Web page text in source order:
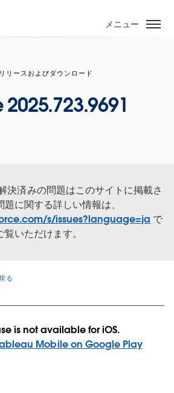
メニュー
リースおよびダウンロード
決済みの問題はこのサイトに掲載さ
に関する詳しい情報は、
s/issues?language=ja で
覧いただけます。
る
is not available for iOS.